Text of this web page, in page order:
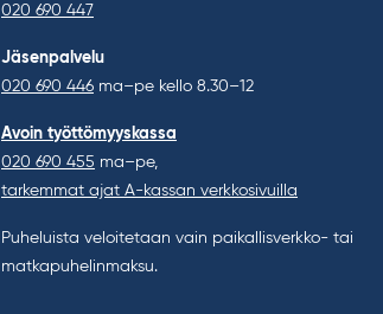
020 690 447
Jäsenpalvelu
020 690 446 ma–pe kello 8.30–12
Avoin työttömyyskassa
020 690 455 ma–pe,
tarkemmat ajat A-kassan verkkosivuilla
Puheluista veloitetaan vain paikallisverkko- tai
matkapuhelinmaksu.